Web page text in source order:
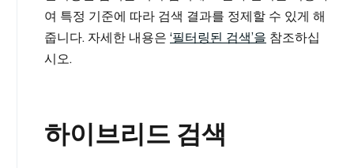
여 특정 기준에 따라 검색 결과를 정제할 수 있게 해
줍니다. 자세한 내용은 ‘필터링된 검색’을 참조하십
시오.
하이브리드 검색